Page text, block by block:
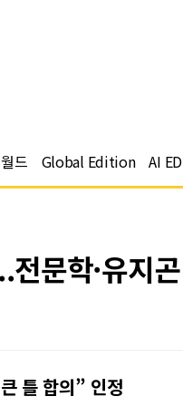
월드 Global Edition AI
문학·유지
틀 합의” 인정